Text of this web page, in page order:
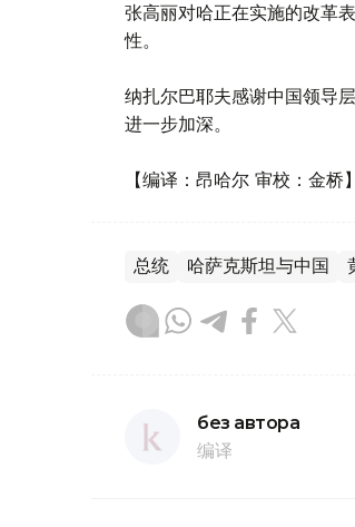
张高丽对哈正在实施的改革
性。
纳扎尔巴耶夫感谢中国领导
进一步加深。
【编译：昂哈尔 审校：金桥】
总统 哈萨克斯坦与中国
без автора
编译